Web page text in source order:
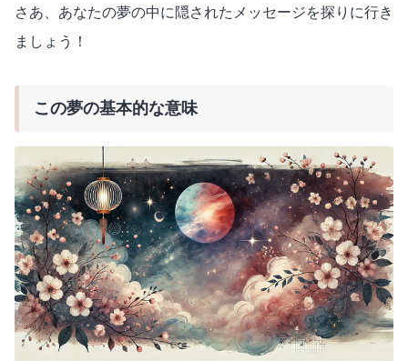
さあ、あなたの夢の中に隠されたメッセージを探りに行き
ましょう！
この夢の基本的な意味